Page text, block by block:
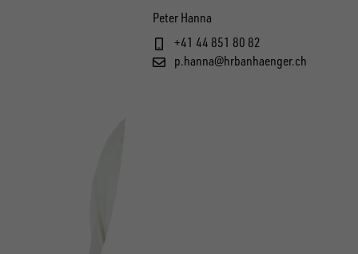
Peter Hanna
+41 44 851 80 82
p.hanna@hrbanhaenger.ch